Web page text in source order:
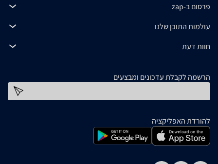
פרסום ב-zap
עולמות התוכן שלנו
חוות דעת
הרשמה לקבלת עדכונים ומבצעים
להורדת האפליקציה